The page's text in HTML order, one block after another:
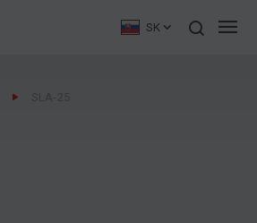
SK